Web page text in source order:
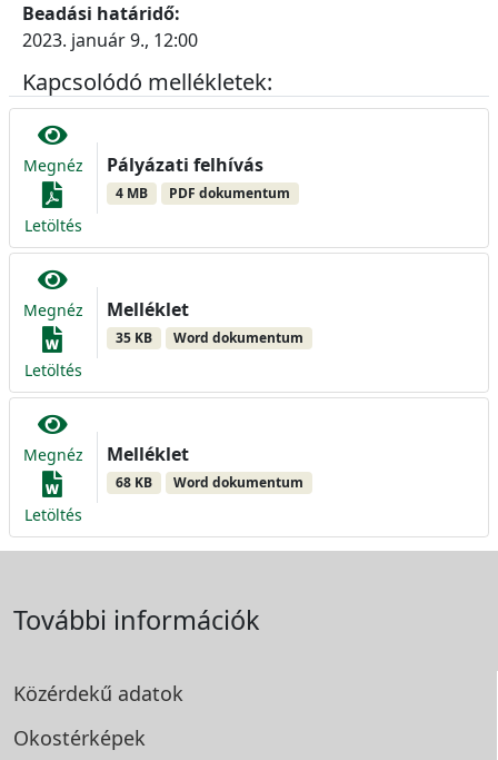
Beadási határidő:
2023. január 9., 12:00
Kapcsolódó mellékletek:
Megnéz
Letöltés
Pályázati felhívás
4 MB PDF dokumentum
Megnéz
Letöltés
Melléklet
35 KB Word dokumentum
Megnéz
Letöltés
Melléklet
68 KB Word dokumentum
További információk
Közérdekű adatok
Okostérképek